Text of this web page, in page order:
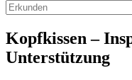
Kopfkissen –
Unterstützung